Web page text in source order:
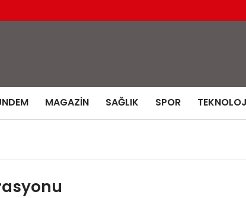
MAGAZIN SAĞLIK SPOR